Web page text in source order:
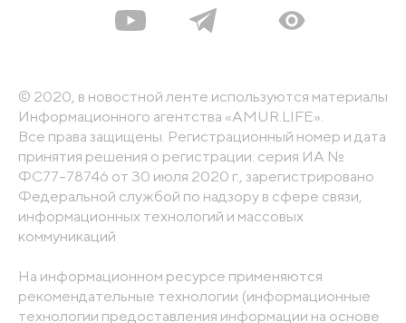
© 2020, в новостной ленте используются материалы
Информационного агентства «AMUR.LIFE».
Все права защищены. Регистрационный номер и дата
принятия решения о регистрации: серия ИА №
ФС77-78746 от 30 июля 2020 г., зарегистрировано
Федеральной службой по надзору в сфере связи,
информационных технологий и массовых
коммуникаций
На информационном ресурсе применяются
рекомендательные технологии (информационные
технологии предоставления информации на основе